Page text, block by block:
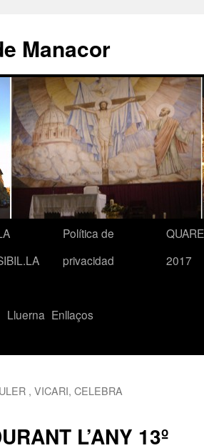
Manacor
Política de
privacidad
2017
Lluerna Enllaços
, VICARI, CELEBRA
L’ANY 13º